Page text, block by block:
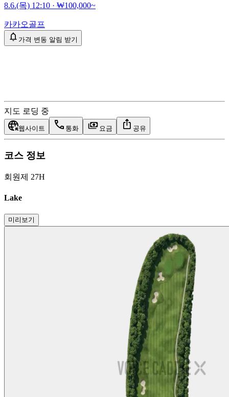
8.6.(목) 12:10 · ₩100,000~
카카오골프
가격 변동 알림 받기
지도 로딩 중
웹사이트 통화 요금 공유
코스 정보
회원제 27H
Lake
미리보기